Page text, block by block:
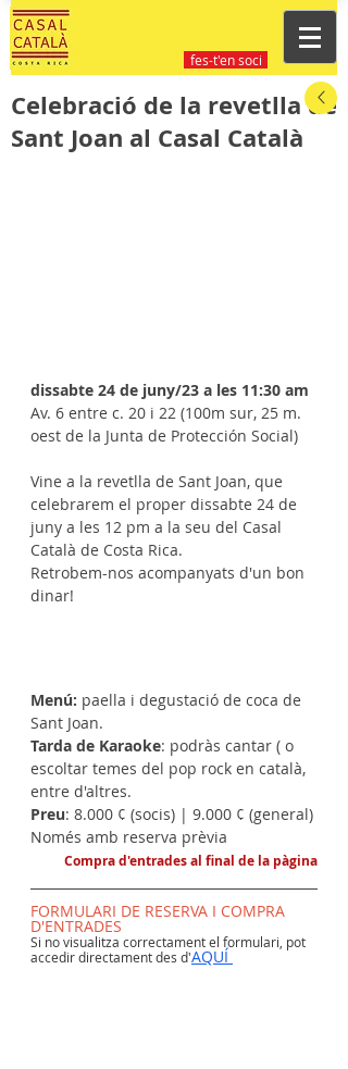
fes-t'en soci
Celebració de la revetlla de
Sant Joan al Casal Català
dissabte 24 de juny/23 a les 11:30 am
Av. 6 entre c. 20 i 22 (100m sur, 25 m.
oest de la Junta de Protección Social)
Vine a la revetlla de Sant Joan, que
celebrarem el proper dissabte 24 de
juny a les 12 pm a la seu del Casal
Català de Costa Rica.
Retrobem-nos acompanyats d'un bon
dinar!
Menú: paella i degustació de coca de
Sant Joan.
Tarda de Karaoke: podràs cantar ( o
escoltar temes del pop rock en català,
entre d'altres.
Preu: 8.000 ¢ (socis) | 9.000 ¢ (general)
Només amb reserva prèvia
Compra d'entrades al final de la pàgina
FORMULARI DE RESERVA I COMPRA
D'ENTRADES
Si no visualitza correctament el formulari, pot
accedir directament des d'AQUÍ